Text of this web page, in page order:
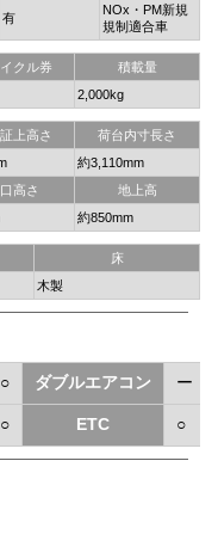
有
NOx・PM新規
規制適合車
クル券
積載量
2,000kg
上高さ
荷台内寸長さ
約3,110mm
高さ
地上高
約850mm
床
木製
○ ダブルエアコン ー
○ ETC ○